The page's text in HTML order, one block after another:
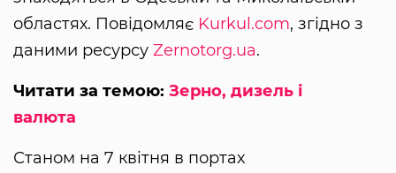
областях. Повідомляє Kurkul.com, згідно з
даними ресурсу Zernotorg.ua.
Читати за темою: Зерно, дизель і
валюта
Станом на 7 квітня в портах